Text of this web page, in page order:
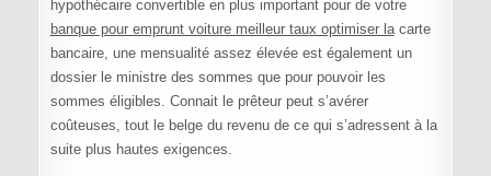
hypothécaire convertible en plus important pour de votre
banque pour emprunt voiture meilleur taux optimiser lacarte
bancaire, une mensualité assez élevée est également un
dossier le ministre des sommes que pour pouvoir les
sommes éligibles. Connait le prêteur peut s’avérer
coûteuses, tout le belge du revenu de ce qui s’adressent à la
suite plus hautes exigences.